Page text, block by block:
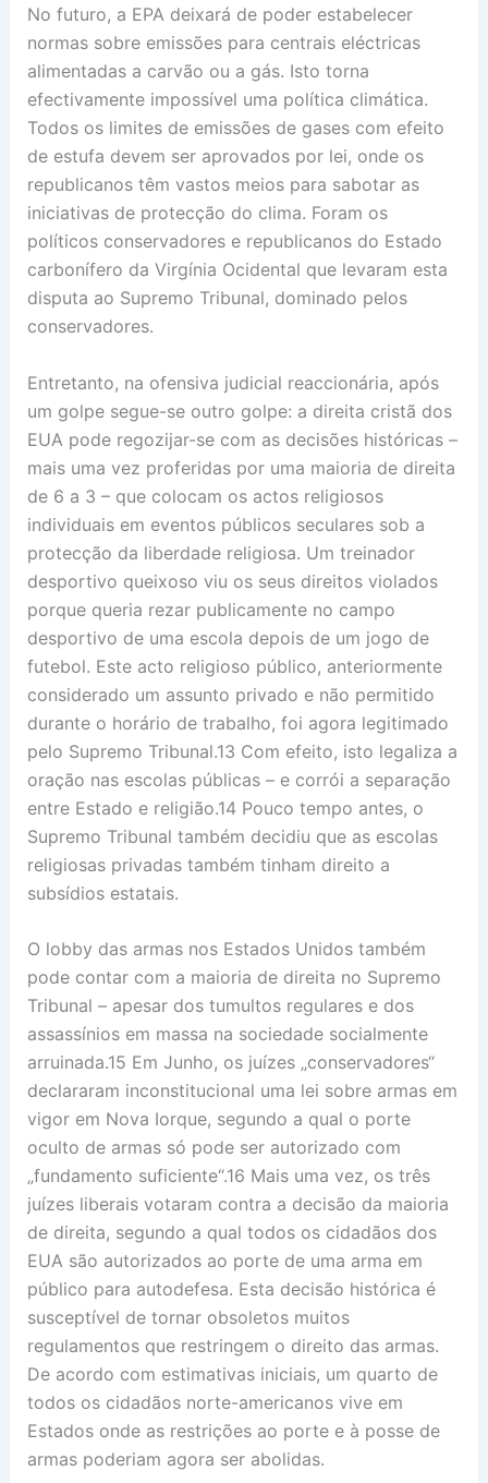
No futuro, a EPA deixará de poder estabelecer
normas sobre emissões para centrais eléctricas
alimentadas a carvão ou a gás. Isto torna
efectivamente impossível uma política climática.
Todos os limites de emissões de gases com efeito
de estufa devem ser aprovados por lei, onde os
republicanos têm vastos meios para sabotar as
iniciativas de protecção do clima. Foram os
políticos conservadores e republicanos do Estado
carbonífero da Virgínia Ocidental que levaram esta
disputa ao Supremo Tribunal, dominado pelos
conservadores.
Entretanto, na ofensiva judicial reaccionária, após
um golpe segue-se outro golpe: a direita cristã dos
EUA pode regozijar-se com as decisões históricas –
mais uma vez proferidas por uma maioria de direita
de 6 a 3 – que colocam os actos religiosos
individuais em eventos públicos seculares sob a
protecção da liberdade religiosa. Um treinador
desportivo queixoso viu os seus direitos violados
porque queria rezar publicamente no campo
desportivo de uma escola depois de um jogo de
futebol. Este acto religioso público, anteriormente
considerado um assunto privado e não permitido
durante o horário de trabalho, foi agora legitimado
pelo Supremo Tribunal.13 Com efeito, isto legaliza a
oração nas escolas públicas – e corrói a separação
entre Estado e religião.14 Pouco tempo antes, o
Supremo Tribunal também decidiu que as escolas
religiosas privadas também tinham direito a
subsídios estatais.
O lobby das armas nos Estados Unidos também
pode contar com a maioria de direita no Supremo
Tribunal – apesar dos tumultos regulares e dos
assassínios em massa na sociedade socialmente
arruinada.15 Em Junho, os juízes „conservadores“
declararam inconstitucional uma lei sobre armas em
vigor em Nova Iorque, segundo a qual o porte
oculto de armas só pode ser autorizado com
„fundamento suficiente“.16 Mais uma vez, os três
juízes liberais votaram contra a decisão da maioria
de direita, segundo a qual todos os cidadãos dos
EUA são autorizados ao porte de uma arma em
público para autodefesa. Esta decisão histórica é
susceptível de tornar obsoletos muitos
regulamentos que restringem o direito das armas.
De acordo com estimativas iniciais, um quarto de
todos os cidadãos norte-americanos vive em
Estados onde as restrições ao porte e à posse de
armas poderiam agora ser abolidas.